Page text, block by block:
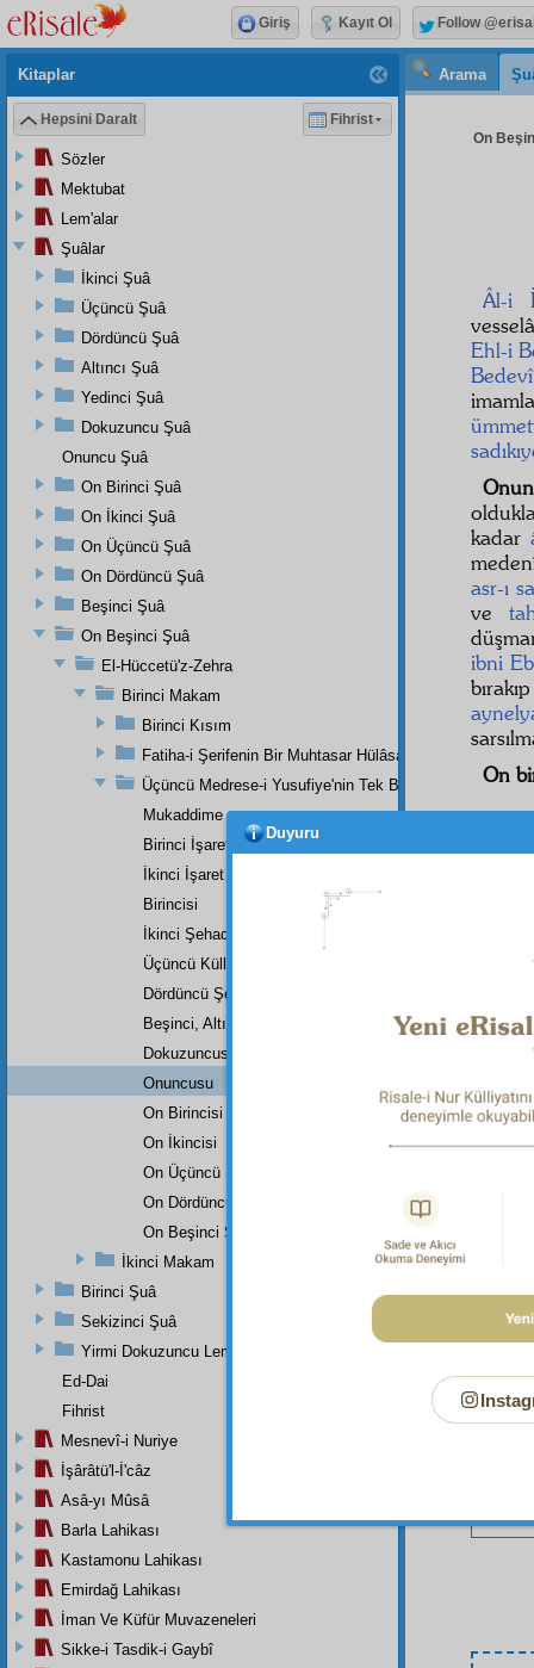
Arama
On
Âl-i
Ehl-i
Bedevî
ümmet
kadar
asr-ı
ve
ibni
On
Kitaplar
Hepsini Daralt Fihrist
Sözler
Mektubat
Lem'alar
Şuâlar
İkinci Şuâ
Üçüncü Şuâ
Dördüncü Şuâ
Altıncı Şuâ
Yedinci Şuâ
Dokuzuncu Şuâ
Onuncu Şuâ
On Birinci Şuâ
On İkinci Şuâ
On Üçüncü Şuâ
On Dördüncü Şuâ
Beşinci Şuâ
On Beşinci Şuâ
El-Hüccetü'z-Zehra
Birinci Makam
Birinci Kısım
Fatiha-i Şerifenin Bir Muhtasar Hülâsası
Üçüncü Medrese-i Yusufiye'nin Tek Bir Dersinin Üçüncü
Mukaddime
Birinci İşaret
İkinci İşaret
Birincisi
İkinci Şehadet
Üçüncü Küllî Şehadet
Dördüncü Şehadet
Beşinci, Altıncı, Yedinci, Sekizinci Küllî Şehadetler
Dokuzuncusu
Onuncusu
On Birincisi
On İkincisi
On Üçüncü Şehadet
On Dördüncü Şehadet
On Beşinci Şehadet
İkinci Makam
Birinci Şuâ
Sekizinci Şuâ
Yirmi Dokuzuncu Lem'adan İkinci Bab
Ed-Dai
Fihrist
Mesnevî-i Nuriye
İşârâtü'l-İ'câz
Asâ-yı Mûsâ
Barla Lahikası
Kastamonu Lahikası
Emirdağ Lahikası
İman Ve Küfür Muvazeneleri
Sikke-i Tasdik-i Gaybî
Giriş Kayıt Ol Follow
Duyuru